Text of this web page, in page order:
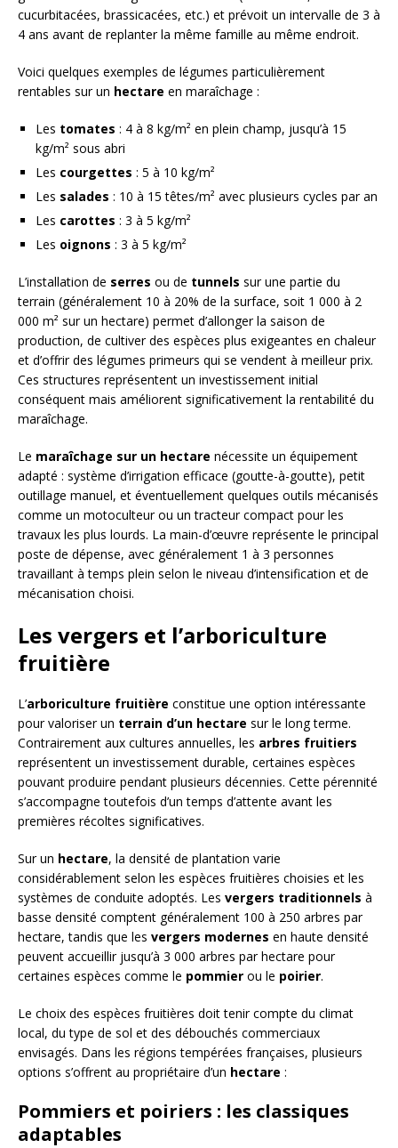
cucurbitacées, brassicacées, etc.) et prévoit un intervalle de 3 à
4 ans avant de replanter la même famille au même endroit.
Voici quelques exemples de légumes particulièrement
rentables sur un hectare en maraîchage :
Les tomates : 4 à 8 kg/m² en plein champ, jusqu’à 15
kg/m² sous abri
Les courgettes : 5 à 10 kg/m²
Les salades : 10 à 15 têtes/m² avec plusieurs cycles par an
Les carottes : 3 à 5 kg/m²
Les oignons : 3 à 5 kg/m²
L’installation de serres ou de tunnels sur une partie du
terrain (généralement 10 à 20% de la surface, soit 1 000 à 2
000 m² sur un hectare) permet d’allonger la saison de
production, de cultiver des espèces plus exigeantes en chaleur
et d’offrir des légumes primeurs qui se vendent à meilleur prix.
Ces structures représentent un investissement initial
conséquent mais améliorent significativement la rentabilité du
maraîchage.
Le maraîchage sur un hectare nécessite un équipement
adapté : système d’irrigation efficace (goutte-à-goutte), petit
outillage manuel, et éventuellement quelques outils mécanisés
comme un motoculteur ou un tracteur compact pour les
travaux les plus lourds. La main-d’œuvre représente le principal
poste de dépense, avec généralement 1 à 3 personnes
travaillant à temps plein selon le niveau d’intensification et de
mécanisation choisi.
Les vergers et l’arboriculture
fruitière
L’arboriculture fruitière constitue une option intéressante
pour valoriser un terrain d’un hectare sur le long terme.
Contrairement aux cultures annuelles, les arbres fruitiers
représentent un investissement durable, certaines espèces
pouvant produire pendant plusieurs décennies. Cette pérennité
s’accompagne toutefois d’un temps d’attente avant les
premières récoltes significatives.
Sur un hectare, la densité de plantation varie
considérablement selon les espèces fruitières choisies et les
systèmes de conduite adoptés. Les vergers traditionnels à
basse densité comptent généralement 100 à 250 arbres par
hectare, tandis que les vergers modernes en haute densité
peuvent accueillir jusqu’à 3 000 arbres par hectare pour
certaines espèces comme le pommier ou le poirier.
Le choix des espèces fruitières doit tenir compte du climat
local, du type de sol et des débouchés commerciaux
envisagés. Dans les régions tempérées françaises, plusieurs
options s’offrent au propriétaire d’un hectare :
Pommiers et poiriers : les classiques
adaptables